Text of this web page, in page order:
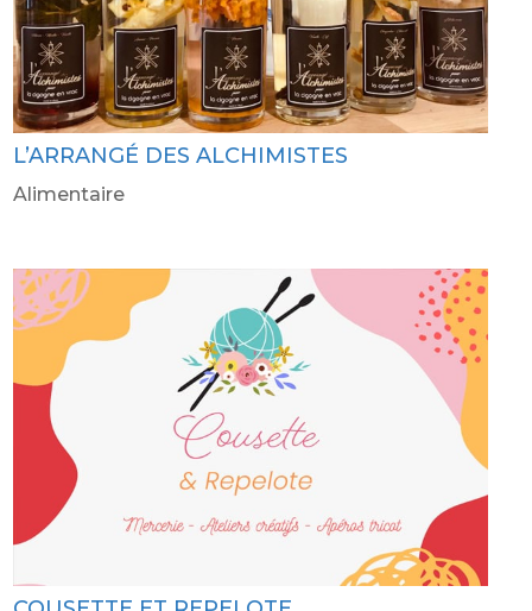
L’ARRANGÉ DES ALCHIMISTES
Alimentaire